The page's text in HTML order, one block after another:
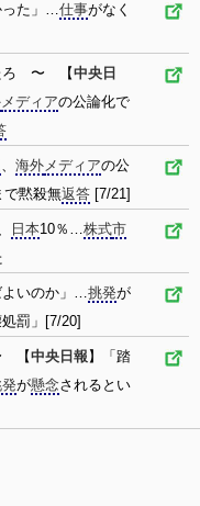
った」…仕事がなく
ろ 〜 【中央日
メディアの公論化で
、 海外メディアの公
で黙殺無返答 [7/21]
日本10％…株式市
いのか」…挑発が
罰」[7/20]
【中央日報 】「踏
が懸念されるとい